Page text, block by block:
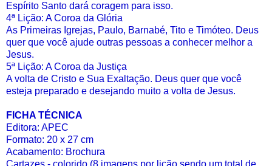
Espírito Santo dará coragem para isso.
4ª Lição: A Coroa da Glória
As Primeiras Igrejas, Paulo, Barnabé, Tito e Timóteo. Deus
quer que você ajude outras pessoas a conhecer melhor a
Jesus.
5ª Lição: A Coroa da Justiça
A volta de Cristo e Sua Exaltação. Deus quer que você
esteja preparado e desejando muito a volta de Jesus.
FICHA TÉCNICA
Editora: APEC
Formato: 20 x 27 cm
Acabamento: Brochura
Cartazes - colorido (8 imagens por lição sendo um total de